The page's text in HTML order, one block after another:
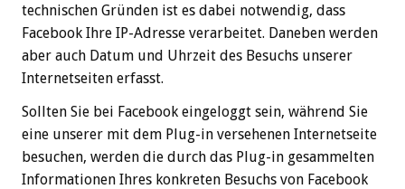
technischen Gründen ist es dabei notwendig, dass
Facebook Ihre IP-Adresse verarbeitet. Daneben werden
aber auch Datum und Uhrzeit des Besuchs unserer
Internetseiten erfasst.
Sollten Sie bei Facebook eingeloggt sein, während Sie
eine unserer mit dem Plug-in versehenen Internetseite
besuchen, werden die durch das Plug-in gesammelten
Informationen Ihres konkreten Besuchs von Facebook